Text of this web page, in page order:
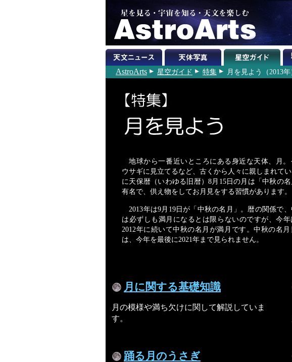
AstroArts 星空ガイド 特集 月を見よう（2013年
地球から一番近いところにある身近な天体、月。
ウサギに見立てるなど、古くから人々に親しまれてい
に天保暦（いわゆる旧暦）8月15日の月は「中秋の
有名で、供え物をしてお月見をする習慣があります。
2013年は9月19日が「中秋の名月」。暦の関係で
は必ずしも満月になるとは限らないのですが、今年
2012年に続いて中秋の名月が満月です。中秋の名月
は、今年を最後に2021年まで見られません。
月に関する基礎知識
月の模様や満ち欠けに関して解説していま
す。
踊る月のうさぎ